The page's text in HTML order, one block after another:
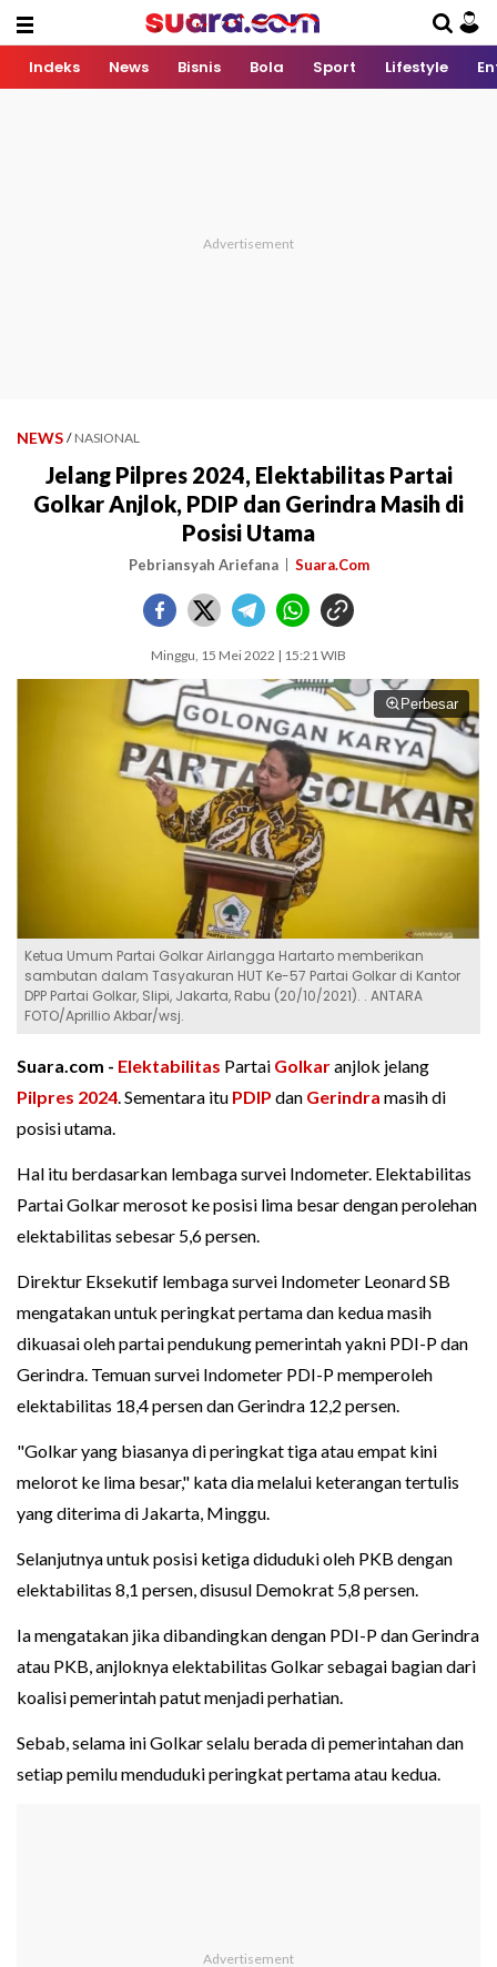
Indeks News Bisnis Bola Sport Lifestyle
NEWS / NASIONAL
Jelang Pilpres 2024, Elektabilitas Partai
Golkar Anjlok, PDIP dan Gerindra Masih di
Posisi Utama
Pebriansyah Ariefana Suara.Com
Minggu, 15 Mei 2022 | 15:21 WIB
Perbesar
Ketua Umum Partai Golkar Airlangga Hartarto memberikan
sambutan dalam Tasyakuran HUT Ke-57 Partai Golkar di Kantor
DPP Partai Golkar, Slipi, Jakarta, Rabu (20/10/2021). . ANTARA
FOTO/Aprillio Akbar/wsj.
Suara.com - Elektabilitas Partai Golkaranjlok jelang
Pilpres 2024. Sementara itu PDIP dan Gerindra masih di
posisi utama.
Hal itu berdasarkan lembaga survei Indometer. Elektabilitas
Partai Golkar merosot ke posisi lima besar dengan perolehan
elektabilitas sebesar 5,6 persen.
Direktur Eksekutif lembaga survei Indometer Leonard SB
mengatakan untuk peringkat pertama dan kedua masih
dikuasai oleh partai pendukung pemerintah yakni PDI-P dan
Gerindra. Temuan survei Indometer PDI-P memperoleh
elektabilitas 18,4 persen dan Gerindra 12,2 persen.
"Golkar yang biasanya di peringkat tiga atau empat kini
melorot ke lima besar," kata dia melalui keterangan tertulis
yang diterima di Jakarta, Minggu.
Selanjutnya untuk posisi ketiga diduduki oleh PKB dengan
elektabilitas 8,1 persen, disusul Demokrat 5,8 persen.
Ia mengatakan jika dibandingkan dengan PDI-P dan Gerindra
atau PKB, anjloknya elektabilitas Golkar sebagai bagian dari
koalisi pemerintah patut menjadi perhatian.
Sebab, selama ini Golkar selalu berada di pemerintahan dan
setiap pemilu menduduki peringkat pertama atau kedua.